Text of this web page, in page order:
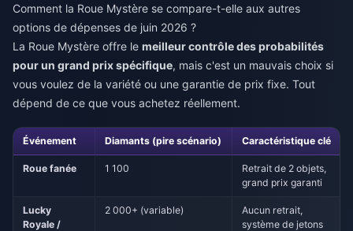
Comment la Roue Mystère se compare-t-elle aux autres
options de dépenses de juin 2026 ?
La Roue Mystère offre le meilleur contrôle des probabilités
pour un grand prix spécifique, mais c'est un mauvais choix si
vous voulez de la variété ou une garantie de prix fixe. Tout
dépend de ce que vous achetez réellement.
Événement Diamants (pire scénario) Caractéristique clé
Roue fanée 1 100
Retrait de 2 objets,
grand prix garanti
Lucky
Royale /
2 000+ (variable)
Aucun retrait,
système de jetons